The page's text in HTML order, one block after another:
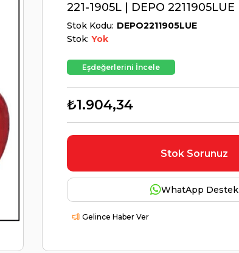
221-1905L | DEPO 2211905LUE
Stok Kodu DEPO2211905LUE
Stok: Yok
Eşdeğerlerini İncele
₺1.904,34
Stok Sorunuz
WhatApp Destek
Gelince Haber Ver